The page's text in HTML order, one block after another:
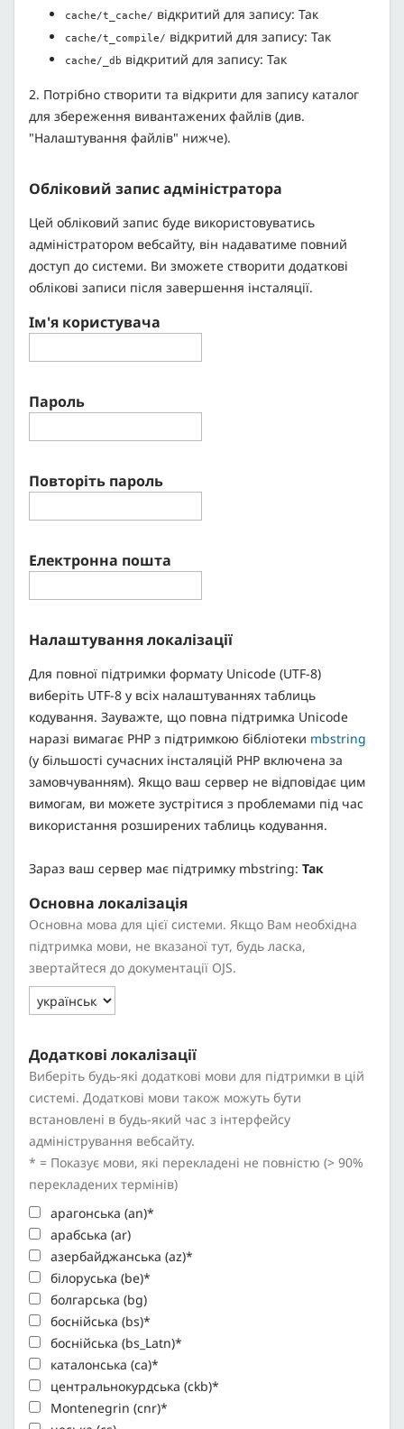
cache/t_cache/ відкритий для запису: Так
cache/t_compile/ відкритий для запису: Так
cache/_db відкритий для запису: Так
2. Потрібно створити та відкрити для запису каталог
для збереження вивантажених файлів (див.
"Налаштування файлів" нижче).
Обліковий запис адміністратора
Цей обліковий запис буде використовуватись
адміністратором вебсайту, він надаватиме повний
доступ до системи. Ви зможете створити додаткові
облікові записи після завершення інсталяції.
Ім'я користувача
Пароль
Повторіть пароль
Електронна пошта
Налаштування локалізації
Для повної підтримки формату Unicode (UTF-8)
виберіть UTF-8 у всіх налаштуваннях таблиць
кодування. Зауважте, що повна підтримка Unicode
наразі вимагає PHP з підтримкою бібліотеки mbstring
(у більшості сучасних інсталяцій PHP включена за
замовчуванням). Якщо ваш сервер не відповідає цим
вимогам, ви можете зустрітися з проблемами під час
використання розширених таблиць кодування.
Зараз ваш сервер має підтримку mbstring: Так
Основна локалізація
Основна мова для цієї системи. Якщо Вам необхідна
підтримка мови, не вказаної тут, будь ласка,
звертайтеся до документації OJS.
Додаткові локалізації
Виберіть будь-які додаткові мови для підтримки в цій
системі. Додаткові мови також можуть бути
встановлені в будь-який час з інтерфейсу
адміністрування вебсайту.
* = Показує мови, які перекладені не повністю (> 90%
перекладених термінів)
арагонська (an)*
арабська (ar)
азербайджанська (az)*
білоруська (be)*
болгарська (bg)
боснійська (bs)*
боснійська (bs_Latn)*
каталонська (ca)*
центральнокурдська (ckb)*
Montenegrin (cnr)*